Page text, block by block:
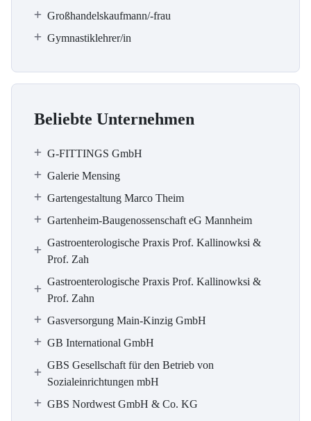
Großhandelskaufmann/-frau
Gymnastiklehrer/in
Beliebte Unternehmen
G-FITTINGS GmbH
Galerie Mensing
Gartengestaltung Marco Theim
Gartenheim-Baugenossenschaft eG Mannheim
Gastroenterologische Praxis Prof. Kallinowksi &
Prof. Zah
Gastroenterologische Praxis Prof. Kallinowksi &
Prof. Zahn
Gasversorgung Main-Kinzig GmbH
GB International GmbH
GBS Gesellschaft für den Betrieb von
Sozialeinrichtungen mbH
GBS Nordwest GmbH & Co. KG